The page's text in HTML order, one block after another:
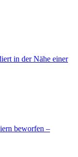
in der Nähe einer
beworfen –